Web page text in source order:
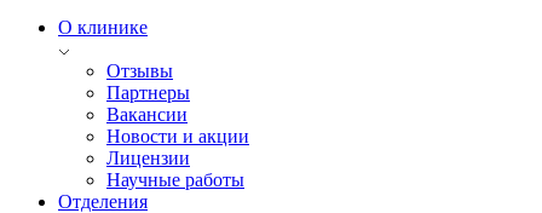
О клинике
Отзывы
Партнеры
Вакансии
Новости и акции
Лицензии
Научные работы
Отделения